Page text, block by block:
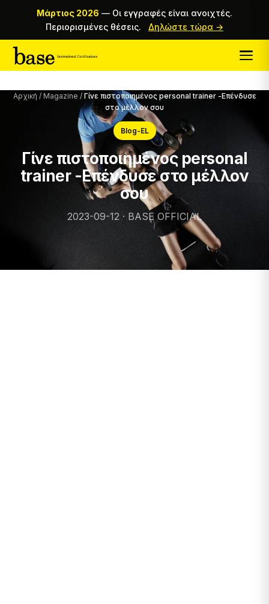
Μάρτιος 2026 — Οι εγγραφές είναι ανοιχτές.
Περιορισμένες θέσεις.
Δηλώστε τώρα →
Αρχική / Magazine / Γίνε πιστοποιημένος personal trainer -Επένδυσε
στο μέλλον σου
Blog-EL
Γίνε πιστοποιημένος personal
trainer -Επένδυσε στο μέλλον
σου
2023-09-12 · BASE OFFICIAL